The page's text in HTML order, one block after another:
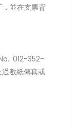
並在支票背
012-352-
數紙傳真或